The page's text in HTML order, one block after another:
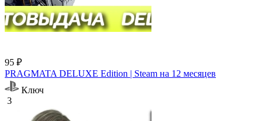
95 ₽
PRAGMATA DELUXE Edition | Steam на 12 месяцев
Ключ
3